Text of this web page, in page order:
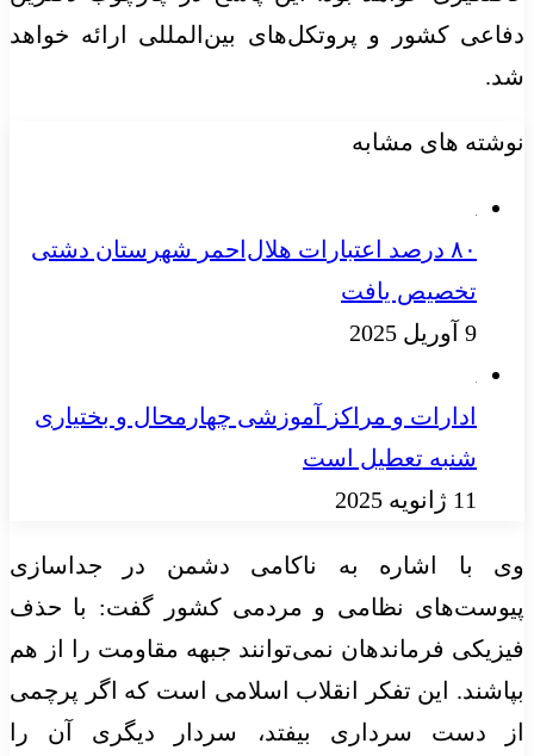
دفاعی کشور و پروتکل‌های بین‌المللی ارائه خواهد
شد.
نوشته های مشابه
۸۰ درصد اعتبارات هلال‌احمر شهرستان دشتی
تخصیص یافت
9 آوریل 2025
ادارات و مراکز آموزشی چهارمحال‌ و بختیاری
شنبه تعطیل است
11 ژانویه 2025
وی با اشاره به ناکامی دشمن در جداسازی
پیوست‌های نظامی و مردمی کشور گفت: با حذف
فیزیکی فرماندهان نمی‌توانند جبهه مقاومت را از هم
بپاشند. این تفکر انقلاب اسلامی است که اگر پرچمی
از دست سرداری بیفتد، سردار دیگری آن را